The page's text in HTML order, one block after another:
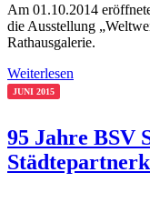
Am 01.10.2014
die Ausstellung
Rathausgalerie.
Weiterlesen
JUNI 2015
95 Jahre BSV